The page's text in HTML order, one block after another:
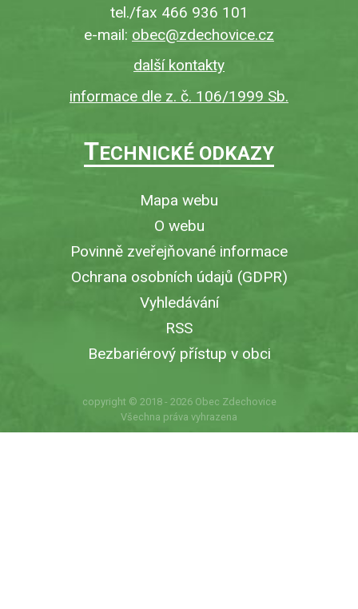
tel./fax 466 936 101
e-mail: obec@zdechovice.cz
další kontakty
informace dle z. č. 106/1999 Sb.
TECHNICKÉ ODKAZY
Mapa webu
O webu
Povinně zveřejňované informace
Ochrana osobních údajů (GDPR)
Vyhledávání
RSS
Bezbariérový přístup v obci
copyright © 2018 - 2026 Obec Zdechovice
Všechna práva vyhrazena